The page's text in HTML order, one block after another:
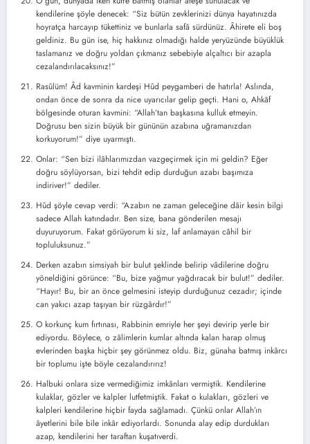
kendilerine şöyle denecek: “Siz bütün zevklerinizi dünya hayatınızda
hoyratça harcayıp tükettiniz ve bunlarla safâ sürdünüz. Âhirete eli boş
geldiniz. Bu gün ise, hiç hakkınız olmadığı halde yeryüzünde büyüklük
taslamanız ve doğru yoldan çıkmanız sebebiyle alçaltıcı bir azapla
cezalandırılacaksınız!”
Rasûlüm! Âd kavminin kardeşi Hûd peygamberi de hatırla! Aslında,
ondan önce de sonra da nice uyarıcılar gelip geçti. Hani o, Ahkãf
bölgesinde oturan kavmini: “Allah’tan başkasına kulluk etmeyin.
Doğrusu ben sizin büyük bir gününün azabına uğramanızdan
korkuyorum!” diye uyarmıştı.
Onlar: “Sen bizi ilâhlarımızdan vazgeçirmek için mi geldin? Eğer
doğru söylüyorsan, bizi tehdit edip durduğun azabı başımıza
indiriver!” dediler.
Hûd şöyle cevap verdi: “Azabın ne zaman geleceğine dâir kesin bilgi
sadece Allah katındadır. Ben size, bana gönderilen mesajı
duyuruyorum. Fakat görüyorum ki siz, laf anlamayan câhil bir
topluluksunuz.”
Derken azabın simsiyah bir bulut şeklinde belirip vâdilerine doğru
yöneldiğini görünce: “Bu, bize yağmur yağdıracak bir bulut!” dediler.
“Hayır! Bu, bir an önce gelmesini isteyip durduğunuz cezadır; içinde
can yakıcı azap taşıyan bir rüzgârdır!”
O korkunç kum fırtınası, Rabbinin emriyle her şeyi devirip yerle bir
ediyordu. Böylece, o zâlimlerin kumlar altında kalan harap olmuş
evlerinden başka hiçbir şey görünmez oldu. Biz, günaha batmış inkârcı
bir toplumu işte böyle cezalandırırız!
Halbuki onlara size vermediğimiz imkânları vermiştik. Kendilerine
kulaklar, gözler ve kalpler lutfetmiştik. Fakat o kulakları, gözleri ve
kalpleri kendilerine hiçbir fayda sağlamadı. Çünkü onlar Allah’ın
âyetlerini bile bile inkâr ediyorlardı. Sonunda alay edip durdukları
azap, kendilerini her taraftan kuşatıverdi.